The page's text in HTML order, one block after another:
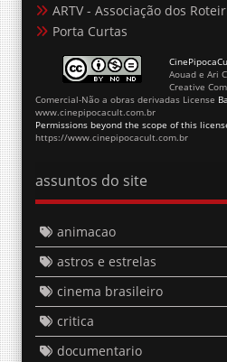
ARTV - Associação dos
Porta Curtas
Aouad e Ari
Creative
Comercial-Não a obras derivadas License
www.cinepipocacult.com.br
Permissions beyond the scope of this
https://www.cinepipocacult.com.br
assuntos do site
animacao
astros e estrelas
cinema brasileiro
critica
documentario